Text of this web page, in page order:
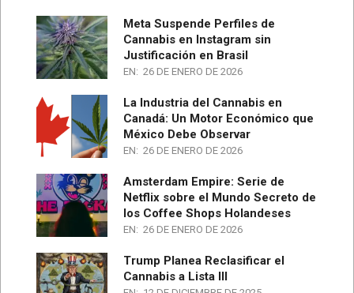
Meta Suspende Perfiles de
Cannabis en Instagram sin
Justificación en Brasil
EN: 26 DE ENERO DE 2026
La Industria del Cannabis en
Canadá: Un Motor Económico que
México Debe Observar
EN: 26 DE ENERO DE 2026
Amsterdam Empire: Serie de
Netflix sobre el Mundo Secreto de
los Coffee Shops Holandeses
EN: 26 DE ENERO DE 2026
Trump Planea Reclasificar el
Cannabis a Lista III